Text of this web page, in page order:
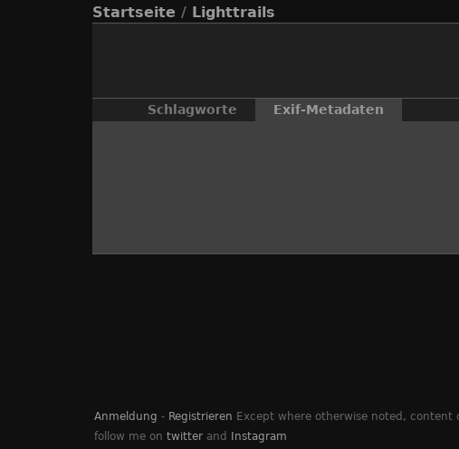
Startseite / Lighttrails
Schlagworte
Exif-Metadaten
Anmeldung - Registrieren Except where otherwise noted, content
follow me on twitter and Instagram